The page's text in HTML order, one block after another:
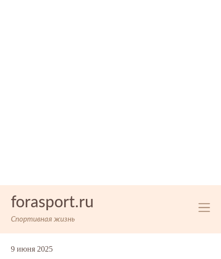
forasport.ru
Спортивная жизнь
9 июня 2025